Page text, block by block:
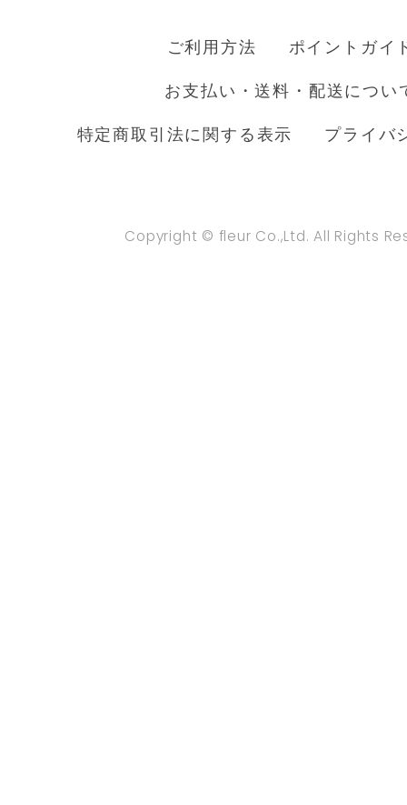
ご利用方法 ポイントガイ
お支払い・送料・配送につい
特定商取引法に関する表示 プライバ
Copyright © fleur Co.,Ltd. All Rights